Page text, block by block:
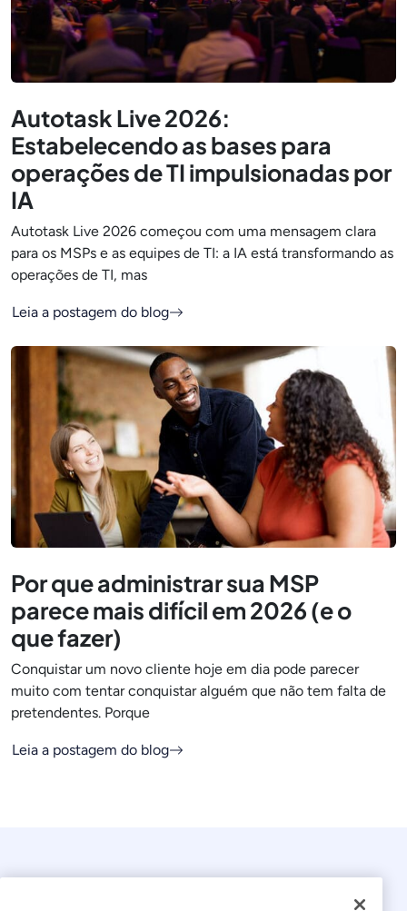
Autotask Live 2026:
Estabelecendo as bases para
operações de TI impulsionadas por
IA
Autotask Live 2026 começou com uma mensagem clara
para os MSPs e as equipes de TI: a IA está transformando as
operações de TI, mas
Leia a postagem do blog
Por que administrar sua MSP
parece mais difícil em 2026 (e o
que fazer)
Conquistar um novo cliente hoje em dia pode parecer
muito com tentar conquistar alguém que não tem falta de
pretendentes. Porque
Leia a postagem do blog